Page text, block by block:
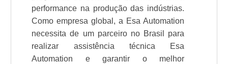
performance na produção das indústrias.
Como empresa global, a Esa Automation
necessita de um parceiro no Brasil para
realizar assistência técnica Esa
Automation e garantir o melhor